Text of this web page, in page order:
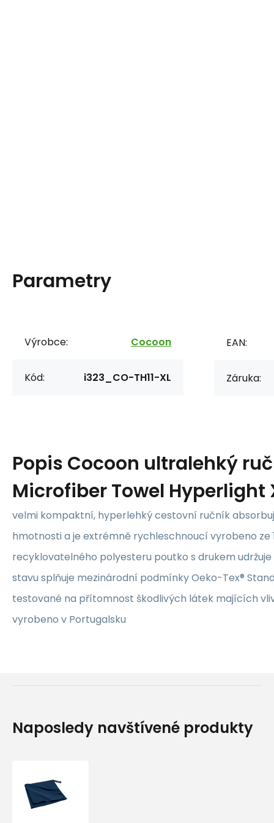
Parametry
Výrobce: Cocoon
Kód: i323_CO-TH11-XL
EAN:
Záruka:
Popis Cocoon ultralehký
Microfiber Towel Hyperlight
velmi kompaktní, hyperlehký cestovní ručník
hmotnosti a je extrémně rychleschnoucí vyrobeno ze
recyklovatelného polyesteru poutko s drukem
stavu splňuje mezinárodní podmínky Oeko-Tex®
testované na přítomnost škodlivých látek majících
vyrobeno v Portugalsku
Naposledy navštívené produkty